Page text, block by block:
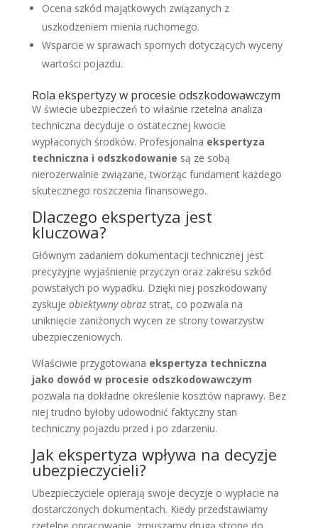
Ocena szkód majątkowych związanych z
uszkodzeniem mienia ruchomego.
Wsparcie w sprawach spornych dotyczących wyceny
wartości pojazdu.
Rola ekspertyzy w procesie odszkodowawczym
W świecie ubezpieczeń to właśnie rzetelna analiza
techniczna decyduje o ostatecznej kwocie
wypłaconych środków. Profesjonalna ekspertyza
techniczna i odszkodowanie są ze sobą
nierozerwalnie związane, tworząc fundament każdego
skutecznego roszczenia finansowego.
Dlaczego ekspertyza jest
kluczowa?
Głównym zadaniem dokumentacji technicznej jest
precyzyjne wyjaśnienie przyczyn oraz zakresu szkód
powstałych po wypadku. Dzięki niej poszkodowany
zyskuje obiektywny obrazstrat, co pozwala na
uniknięcie zaniżonych wycen ze strony towarzystw
ubezpieczeniowych.
Właściwie przygotowana ekspertyza techniczna
jako dowód w procesie odszkodowawczym
pozwala na dokładne określenie kosztów naprawy. Bez
niej trudno byłoby udowodnić faktyczny stan
techniczny pojazdu przed i po zdarzeniu.
Jak ekspertyza wpływa na decyzje
ubezpieczycieli?
Ubezpieczyciele opierają swoje decyzje o wypłacie na
dostarczonych dokumentach. Kiedy przedstawiamy